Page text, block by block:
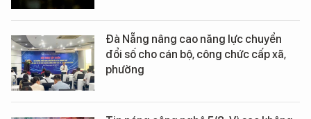
Đà Nẵng nâng cao năng lực chuyển
đổi số cho cán bộ, công chức cấp xã,
phường